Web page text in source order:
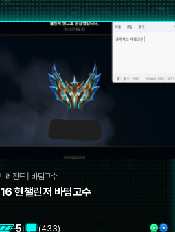
레전드| 바텀고수
현챌린저 바텀고수
5| (433)